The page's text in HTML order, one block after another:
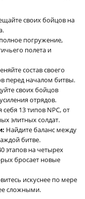
своих бойцов на
погружение,
полета и
состав своего
перед началом битвы.
своих бойцов
отрядов.
себя 13 типов NPC, от
элитных солдат.
Найдите баланс между
битве.
этапов на четырех
бросает новые
искуснее по мере
сложными.